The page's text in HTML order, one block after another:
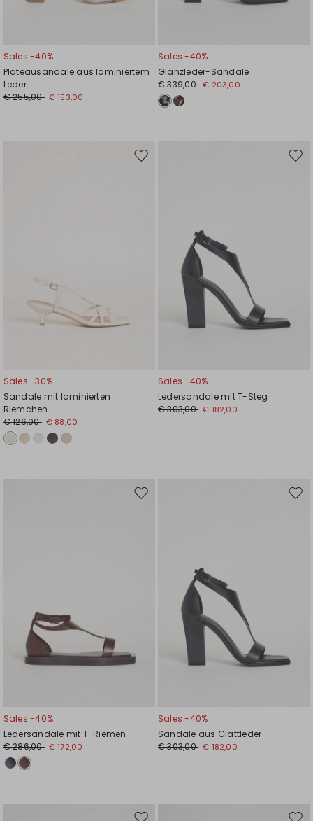
Sales -40%
Plateausandale aus laminiertem
Leder
€ 255,00 € 153,00
Sales -40%
Glanzleder-Sandale
€ 339,00 € 203,00
Auf
Sales -30%
Sandale mit laminierten
Riemchen
€ 126,00 € 88,00
Auf
Sales -40%
Ledersandale mit T-Steg
€ 303,00 € 182,00
Auf
Sales -40%
Ledersandale mit T-Riemen
€ 286,00 € 172,00
Auf
Sales -40%
Sandale aus Glattleder
€ 303,00 € 182,00